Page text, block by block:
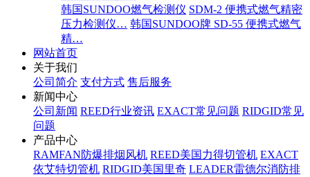
韩国SUNDOO燃气检测仪 SDM-2 便携式燃气精密
压力检测仪… 韩国SUNDOO牌 SD-55 便携式燃气
精…
网站首页
关于我们
公司简介 支付方式 售后服务
新闻中心
公司新闻 REED行业资讯 EXACT常见问题 RIDGID常见
问题
产品中心
RAMFAN防爆排烟风机 REED美国力得切管机 EXACT
依艾特切管机 RIDGID美国里奇 LEADER雷德尔消防排